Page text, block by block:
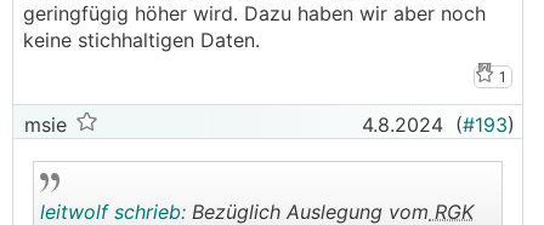
geringfügig höher wird. Dazu haben wir aber noch
keine stichhaltigen Daten.
1
msie 4.8.2024 (#193)
leitwolf schrieb: Bezüglich Auslegung vom RGK